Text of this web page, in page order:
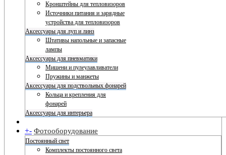
Кронштейны для тепловизоров
Источники питания и зарядные
устройства для тепловизоров
Аксессуары для луп и линз
Штативы напольные и запасные
лампы
Аксессуары для пневматики
Мишени и пулеулавливатели
Пружины и манжеты
Аксессуары для подствольных фонарей
Кольца и крепления для
фонарей
Аксессуары для интерьера
+- Фотооборудование
Постоянный свет
Комплекты постоянного света